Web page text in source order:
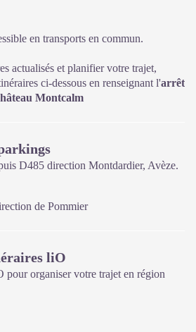
pour les jours et horaires
en transports en commun.
actualisés et planifier votre trajet,
ci-dessous en renseignant l'arrêt
Montcalm
D485 direction Montdardier, Avèze.
de Pommier
liO
pour organiser votre trajet en région